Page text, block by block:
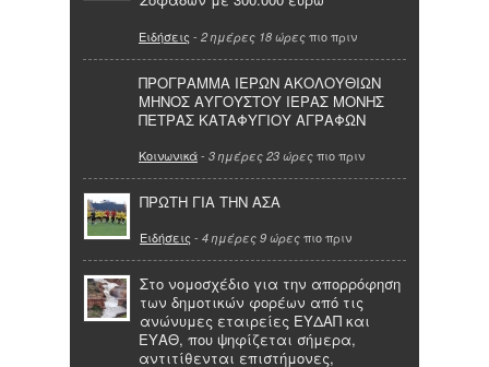
Ειδήσεις - 2 ημέρες 18 ώρες πιο πριν
ΠΡΟΓΡΑΜΜΑ ΙΕΡΩΝ ΑΚΟΛΟΥΘΙΩΝ
ΜΗΝΟΣ ΑΥΓΟΥΣΤΟΥ ΙΕΡΑΣ ΜΟΝΗΣ
ΠΕΤΡΑΣ ΚΑΤΑΦΥΓΙΟΥ ΑΓΡΑΦΩΝ
Κοινωνικά- 3 ημέρες 23 ώρες πιο πριν
ΠΡΩΤΗ ΓΙΑ ΤΗΝ ΑΣΑ
Ειδήσεις - 4 ημέρες 9 ώρες πιο πριν
Στο νομοσχέδιο για την απορρόφηση
των δημοτικών φορέων από τις
ανώνυμες εταιρείες ΕΥΔΑΠ και
ΕΥΑΘ, που ψηφίζεται σήμερα,
αντιτίθενται επιστήμονες,